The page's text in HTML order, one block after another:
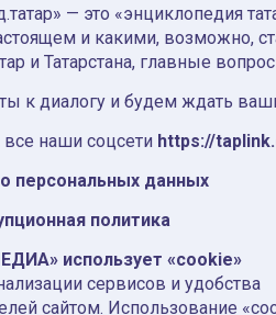
— это «энциклопедия
и какими, возможно,
и Татарстана, главные
к диалогу и будем ждать
наши соцсети https://
персональных данных
политика
использует «cookie»
сервисов и удобства
сайтом. Использование